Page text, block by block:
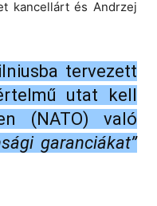
kancellárt és Andrzej
tervezett
utat kell
(NATO) való
garanciákat”